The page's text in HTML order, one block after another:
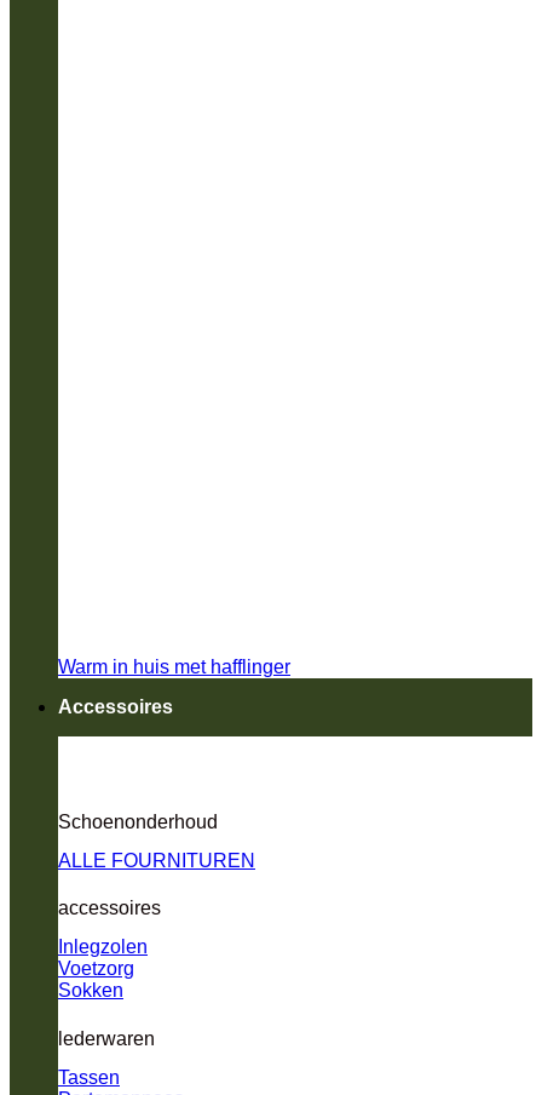
Warm in huis met hafflinger
Accessoires
Schoenonderhoud
ALLE FOURNITUREN
accessoires
Inlegzolen
Voetzorg
Sokken
lederwaren
Tassen